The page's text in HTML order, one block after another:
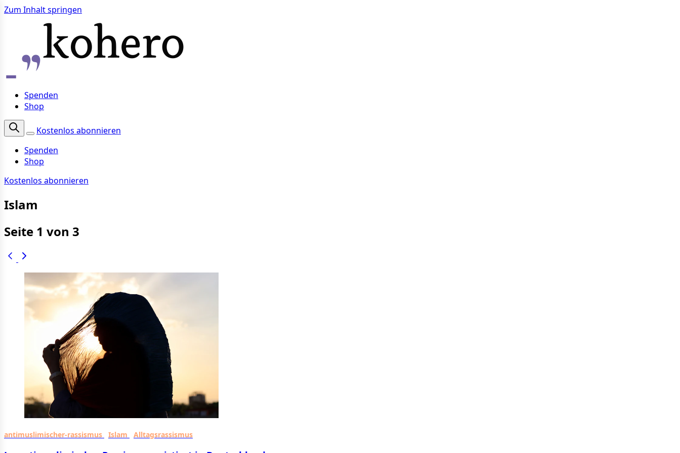
Zum Inhalt springen
Spenden
Shop
Kostenlos abonnieren
Spenden
Shop
Kostenlos abonnieren
Islam
Seite 1 von 3
antimuslimischer-rassismus Islam Alltagsrassismus